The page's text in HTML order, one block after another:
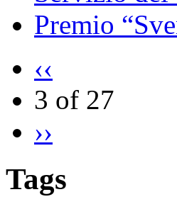
Premio
‹‹
3 of 27
››
Tags